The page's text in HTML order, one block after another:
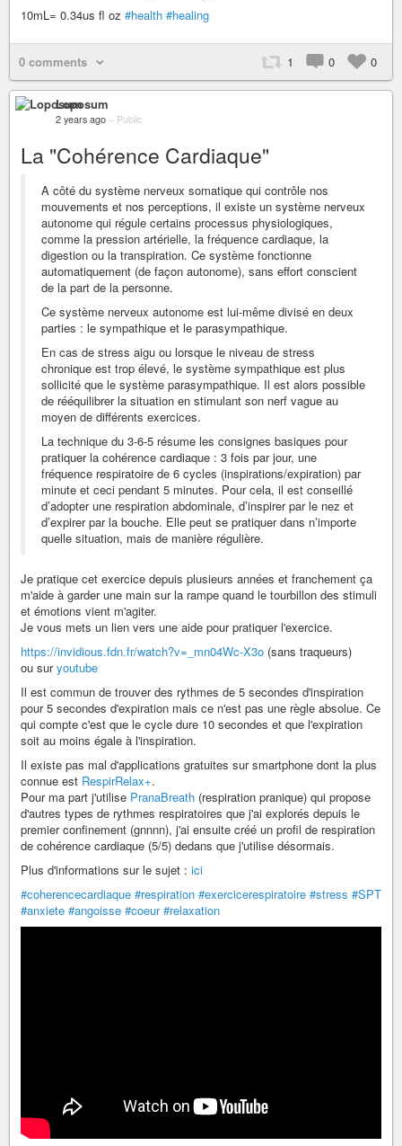
10mL= 0.34us fl oz #health #healing
0 comments 1 0 0
Loposum
2 years ago – Public
La "Cohérence Cardiaque"
A côté du système nerveux somatique qui contrôle nos
mouvements et nos perceptions, il existe un système nerveux
autonome qui régule certains processus physiologiques,
comme la pression artérielle, la fréquence cardiaque, la
digestion ou la transpiration. Ce système fonctionne
automatiquement (de façon autonome), sans effort conscient
de la part de la personne.
Ce système nerveux autonome est lui-même divisé en deux
parties : le sympathique et le parasympathique.
En cas de stress aigu ou lorsque le niveau de stress
chronique est trop élevé, le système sympathique est plus
sollicité que le système parasympathique. Il est alors possible
de rééquilibrer la situation en stimulant son nerf vague au
moyen de différents exercices.
La technique du 3-6-5 résume les consignes basiques pour
pratiquer la cohérence cardiaque : 3 fois par jour, une
fréquence respiratoire de 6 cycles (inspirations/expiration) par
minute et ceci pendant 5 minutes. Pour cela, il est conseillé
d’adopter une respiration abdominale, d’inspirer par le nez et
d’expirer par la bouche. Elle peut se pratiquer dans n’importe
quelle situation, mais de manière régulière.
Je pratique cet exercice depuis plusieurs années et franchement ça
m'aide à garder une main sur la rampe quand le tourbillon des stimuli
et émotions vient m'agiter.
Je vous mets un lien vers une aide pour pratiquer l'exercice.
https://invidious.fdn.fr/watch?v=_mn04Wc-X3o (sans traqueurs)
ou suryoutube
Il est commun de trouver des rythmes de 5 secondes d'inspiration
pour 5 secondes d'expiration mais ce n'est pas une règle absolue. Ce
qui compte c'est que le cycle dure 10 secondes et que l'expiration
soit au moins égale à l'inspiration.
Il existe pas mal d'applications gratuites sur smartphone dont la plus
connue est RespirRelax+.
Pour ma part j'utilise PranaBreath (respiration pranique) qui propose
d'autres types de rythmes respiratoires que j'ai explorés depuis le
premier confinement (gnnnn), j'ai ensuite créé un profil de respiration
de cohérence cardiaque (5/5) dedans que j'utilise désormais.
Plus d'informations sur le sujet : ici
#coherencecardiaque #respiration #exercicerespiratoire #stress #SPT
#anxiete #angoisse #coeur #relaxation